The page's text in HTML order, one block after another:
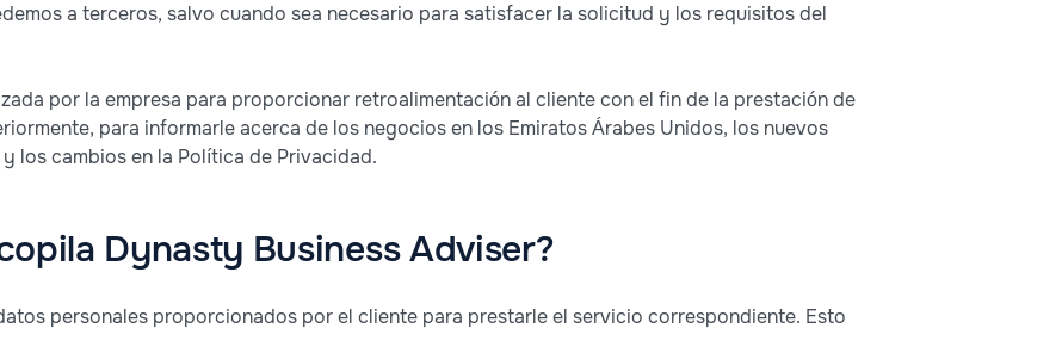
a terceros, salvo cuando sea necesario para satisfacer la solicitud y los requisitos del
por la empresa para proporcionar retroalimentación al cliente con el fin de la prestación de
para informarle acerca de los negocios en los Emiratos Árabes Unidos, los nuevos
los cambios en la Política de Privacidad.
Dynasty Business Adviser?
personales proporcionados por el cliente para prestarle el servicio correspondiente. Esto